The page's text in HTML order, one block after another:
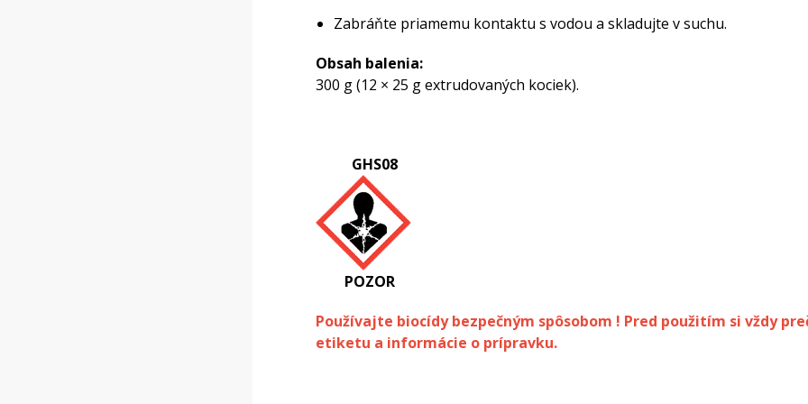
Zabráňte priamemu kontaktu s vodou a skladujte v suchu.
Obsah balenia:
300 g (12 × 25 g extrudovaných kociek).
GHS08
POZOR
Používajte biocídy bezpečným spôsobom ! Pred použitím si vždy
etiketu a informácie o prípravku.